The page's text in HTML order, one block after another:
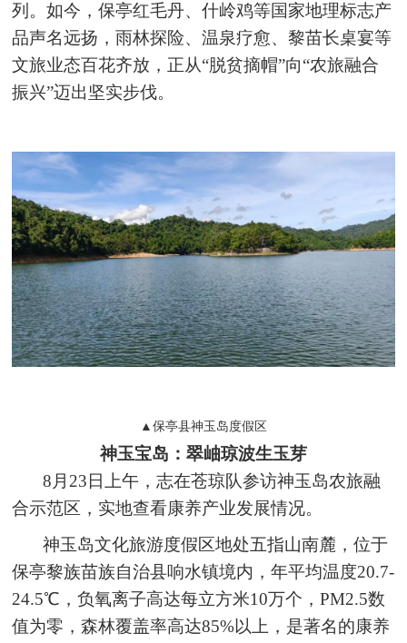
列。如今，保亭红毛丹、什岭鸡等国家地理标志产
品声名远扬，雨林探险、温泉疗愈、黎苗长桌宴等
文旅业态百花齐放，正从“脱贫摘帽”向“农旅融合
振兴”迈出坚实步伐。
▲保亭县神玉岛度假区
神玉宝岛：翠岫琼波生玉芽
8月23日上午，志在苍琼队参访神玉岛农旅融
合示范区，实地查看康养产业发展情况。
神玉岛文化旅游度假区地处五指山南麓，位于
保亭黎族苗族自治县响水镇境内，年平均温度20.7-
24.5℃，负氧离子高达每立方米10万个，PM2.5数
值为零，森林覆盖率高达85%以上，是著名的康养